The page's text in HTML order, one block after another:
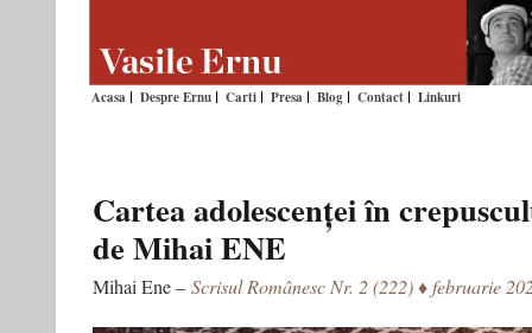
Acasa Despre Ernu Carti Presa Blog Contact Linkuri
Cartea adolescenței în
de Mihai ENE
Mihai Ene – Scrisul Românesc Nr. 2 (222) ♦ februarie